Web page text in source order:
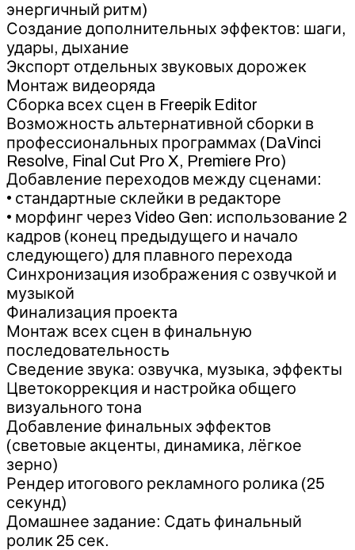
энергичный ритм)
Создание дополнительных эффектов: шаги,
удары, дыхание
Экспорт отдельных звуковых дорожек
Монтаж видеоряда
Сборка всех сцен в Freepik Editor
Возможность альтернативной сборки в
профессиональных программах (DaVinci
Resolve, Final Cut Pro X, Premiere Pro)
Добавление переходов между сценами:
• стандартные склейки в редакторе
• морфинг через Video Gen: использование 2
кадров (конец предыдущего и начало
следующего) для плавного перехода
Синхронизация изображения с озвучкой и
музыкой
Финализация проекта
Монтаж всех сцен в финальную
последовательность
Сведение звука: озвучка, музыка, эффекты
Цветокоррекция и настройка общего
визуального тона
Добавление финальных эффектов
(световые акценты, динамика, лёгкое
зерно)
Рендер итогового рекламного ролика (25
секунд)
Домашнее задание: Сдать финальный
ролик 25 сек.